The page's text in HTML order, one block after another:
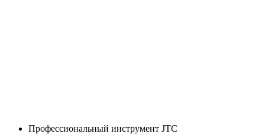
Профессиональный инструмент JTC